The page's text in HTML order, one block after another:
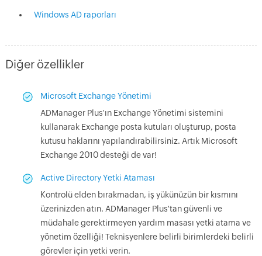
Windows AD raporları
Diğer özellikler
Microsoft Exchange Yönetimi
ADManager Plus'ın Exchange Yönetimi sistemini
kullanarak Exchange posta kutuları oluşturup, posta
kutusu haklarını yapılandırabilirsiniz. Artık Microsoft
Exchange 2010 desteği de var!
Active Directory Yetki Ataması
Kontrolü elden bırakmadan, iş yükünüzün bir kısmını
üzerinizden atın. ADManager Plus'tan güvenli ve
müdahale gerektirmeyen yardım masası yetki atama ve
yönetim özelliği! Teknisyenlere belirli birimlerdeki belirli
görevler için yetki verin.